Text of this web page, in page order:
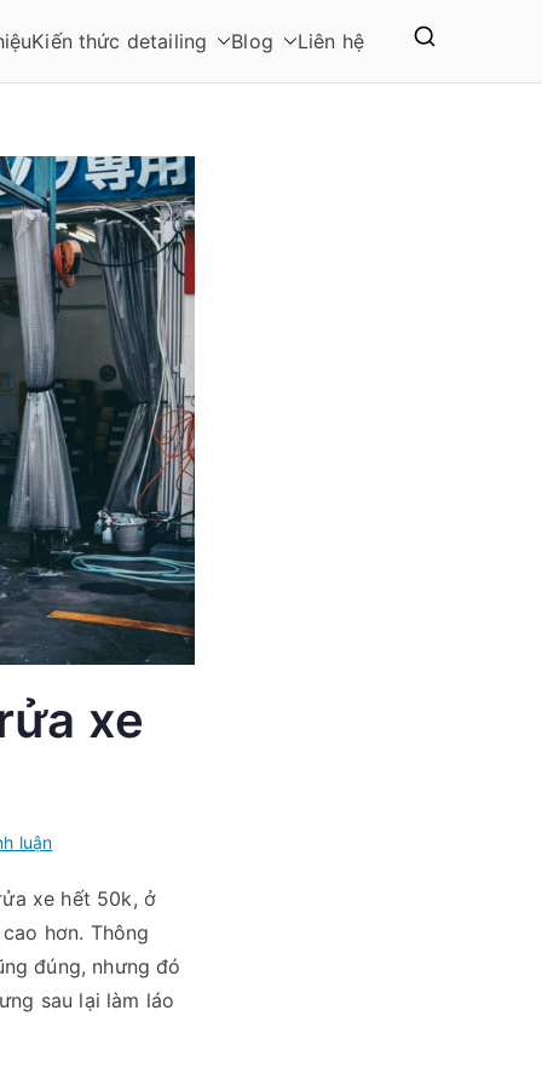
Kiến thức detailing Blog Liên hệ
xe
luậntrong
số
yếu
tố
cơ
xe hết 50k, ở
hơn. Thông
đúng, nhưng đó
sau lại làm láo